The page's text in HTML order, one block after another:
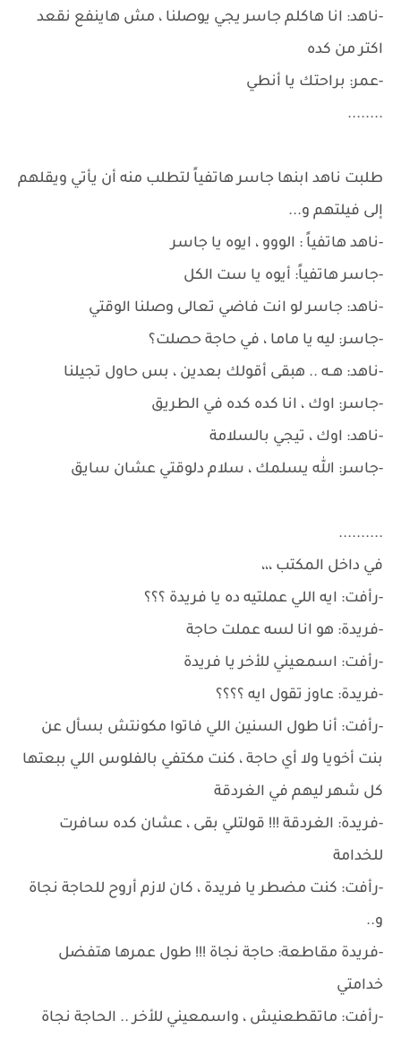
-ناهد: انا هاكلم جاسر يجي يوصلنا ، مش هاينفع نقعد
اكتر من كده
-عمر: براحتك يا أنطي
........
طلبت ناهد ابنها جاسر هاتفياً لتطلب منه أن يأتي ويقلهم
إلى فيلتهم و...
-ناهد هاتفياً : الووو ، ايوه يا جاسر
-جاسر هاتفياً: أيوه يا ست الكل
-ناهد: جاسر لو انت فاضي تعالى وصلنا الوقتي
-جاسر: ليه يا ماما ، في حاجة حصلت؟
-ناهد: هــه .. هبقى أقولك بعدين ، بس حاول تجيلنا
-جاسر: اوك ، انا كده كده في الطريق
-ناهد: اوك ، تيجي بالسلامة
-جاسر: الله يسلمك ، سلام دلوقتي عشان سايق
..........
في داخل المكتب ،،،
-رأفت: ايه اللي عملتيه ده يا فريدة ؟؟؟
-فريدة: هو انا لسه عملت حاجة
-رأفت: اسمعيني للأخر يا فريدة
-فريدة: عاوز تقول ايه ؟؟؟؟
-رأفت: أنا طول السنين اللي فاتوا مكونتش بسأل عن
بنت أخويا ولا أي حاجة ، كنت مكتفي بالفلوس اللي ببعتها
كل شهر ليهم في الغردقة
-فريدة: الغردقة !!! قولتلي بقى ، عشان كده سافرت
للخدامة
-رأفت: كنت مضطر يا فريدة ، كان لازم أروح للحاجة نجاة
و..
-فريدة مقاطعة: حاجة نجاة !!! طول عمرها هتفضل
خدامتي
-رأفت: ماتقطعنيش ، واسمعيني للأخر .. الحاجة نجاة